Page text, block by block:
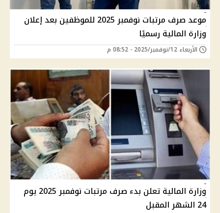
موعد صرف مرتبات نوفمبر 2025 للموظفين بعد إعلان
وزارة المالية رسميًا
الأربعاء 12/نوفمبر/2025 - 08:52 م
وزارة المالية تعلن بدء صرف مرتبات نوفمبر 2025 يوم
24 الشهر المقبل